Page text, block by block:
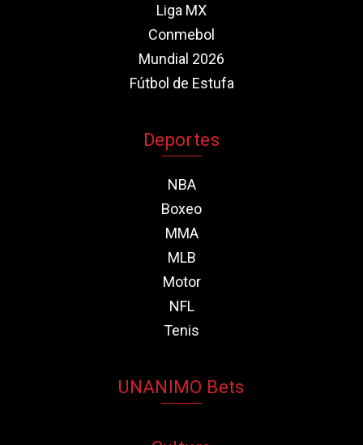
Liga MX
Conmebol
Mundial 2026
Fútbol de Estufa
Deportes
NBA
Boxeo
MMA
MLB
Motor
NFL
Tenis
UNANIMO Bets